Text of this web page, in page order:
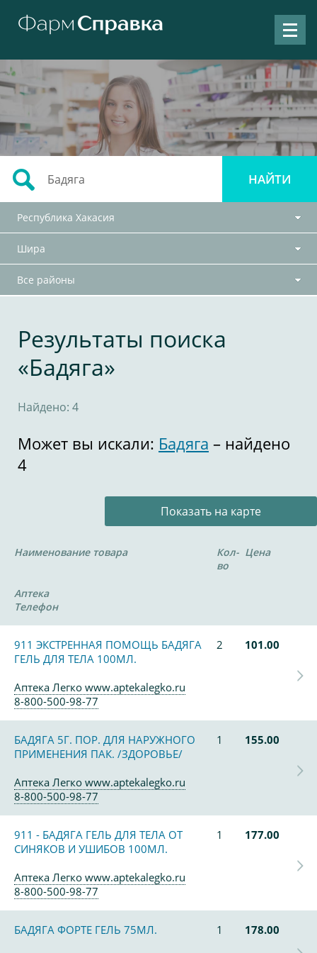
Республика Хакасия
Шира
Все районы
Результаты поиска
«Бадяга»
Найдено: 4
Может вы искали: Бадяга – найдено
4
Показать на карте
Наименование товара
Кол-
во
Цена
Аптека
Телефон
911 ЭКСТРЕННАЯ ПОМОЩЬ БАДЯГА
ГЕЛЬ ДЛЯ ТЕЛА 100МЛ.
2 101.00
Аптека Легко www.aptekalegko.ru
8-800-500-98-77
БАДЯГА 5Г. ПОР. ДЛЯ НАРУЖНОГО
ПРИМЕНЕНИЯ ПАК. /ЗДОРОВЬЕ/
1 155.00
Аптека Легко www.aptekalegko.ru
8-800-500-98-77
911 - БАДЯГА ГЕЛЬ ДЛЯ ТЕЛА ОТ
СИНЯКОВ И УШИБОВ 100МЛ.
1 177.00
Аптека Легко www.aptekalegko.ru
8-800-500-98-77
БАДЯГА ФОРТЕ ГЕЛЬ 75МЛ. 1
178.00